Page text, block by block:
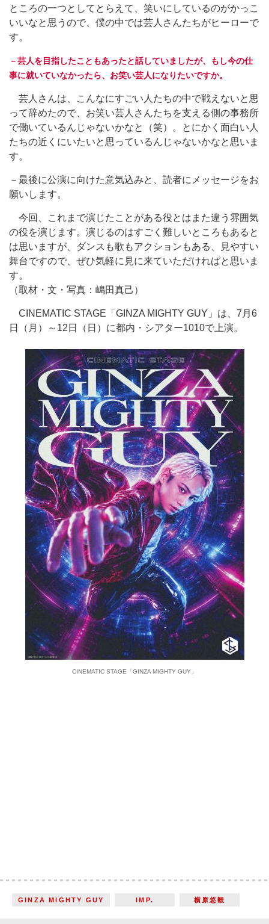
ところの一つとしてとらえて、笑いにしているのがかっこ
いいなと思うので、僕の中では芸人さんたちがヒーローで
す。
－芸人を目指したこともあったと話していましたが、もし今の仕
事に就いていなかったら、お笑い芸人になりたいですか。
芸人さんは、こんなにすごい人たちの中で戦えないと思
って辞めたので、お笑い芸人さんたちを支える側の事務所
で働いているんじゃないかなと（笑）。とにかく面白い人
たちの近くにいたいと思っているんじゃないかなと思いま
す。
－最後に公演に向けた意気込みと、読者にメッセージをお
願いします。
今回、これまで演じたことがある役とはまた違う雰囲気
の役を演じます。演じるのはすごく難しいところもあると
は思いますが、ダンスも歌もアクションもある、見やすい
舞台ですので、ぜひ気軽に見に来ていただければと思いま
す。
（取材・文・写真：嶋田真己）
CINEMATIC STAGE「GINZA MIGHTY GUY」は、7月6
日（月）～12日（日）に都内・シアター1010で上演。
CINEMATIC STAGE「GINZA MIGHTY GUY」
GINZA MIGHTY GUY IMP. 横原悠毅